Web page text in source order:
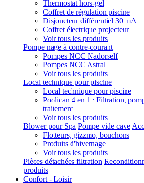
Thermostat hors-gel
Coffret de régulation piscine
Disjoncteur différentiel 30 mA
Coffret électrique projecteur
Voir tous les produits
Pompe nage à contre-courant
Pompes NCC Nadorself
Pompes NCC Astral
Voir tous les produits
Local technique pour piscine
Local technique pour piscine
Poolican 4 en 1 : Filtration,
traitement
Voir tous les produits
Blower pour Spa Pompe vide cave
Flotteurs, gizzmo, bouchons
Produits d'hivernage
Voir tous les produits
Pièces détachées filtration
produits
Confort - Loisir